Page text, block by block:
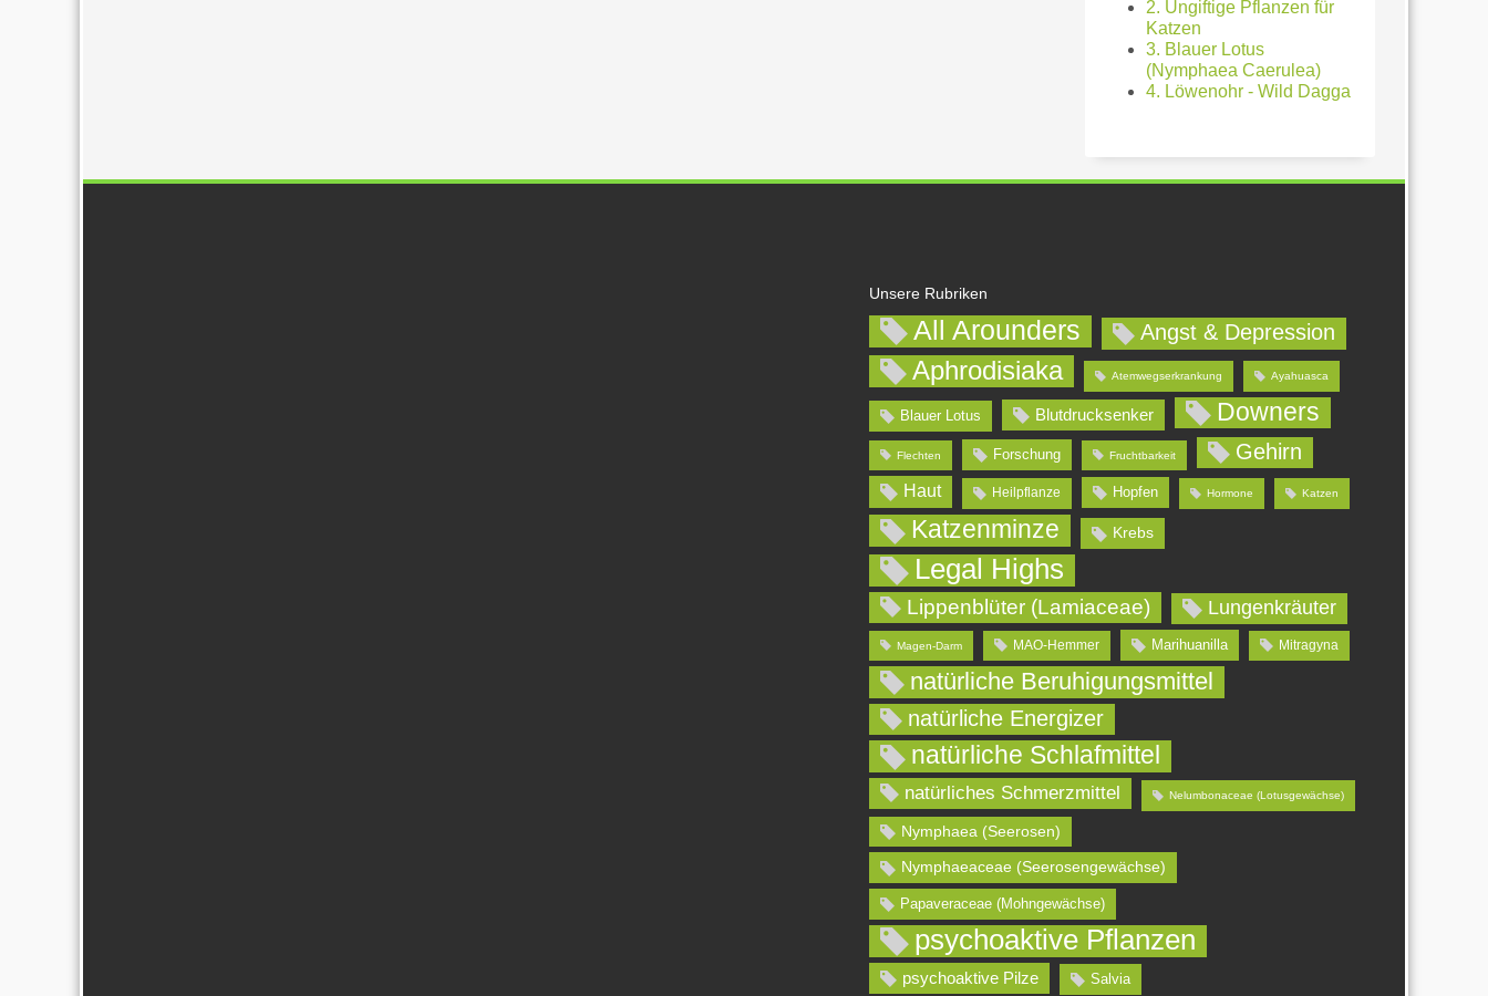
2. Ungiftige Pflanzen für
Katzen
3. Blauer Lotus
(Nymphaea Caerulea)
4. Löwenohr - Wild Dagga
Unsere Rubriken
All Arounders Angst & Depression
Aphrodisiaka Atemwegserkrankung Ayahuasca
Blauer Lotus Blutdrucksenker Downers
Flechten Forschung Fruchtbarkeit Gehirn
Haut Heilpflanze Hopfen Hormone Katzen
Katzenminze Krebs
Legal Highs
Lippenblüter (Lamiaceae) Lungenkräuter
Magen-Darm MAO-Hemmer Marihuanilla Mitragyna
natürliche Beruhigungsmittel
natürliche Energizer
natürliche Schlafmittel
natürliches Schmerzmittel Nelumbonaceae (Lotusgewächse)
Nymphaea (Seerosen)
Nymphaeaceae (Seerosengewächse)
Papaveraceae (Mohngewächse)
psychoaktive Pflanzen
psychoaktive Pilze Salvia